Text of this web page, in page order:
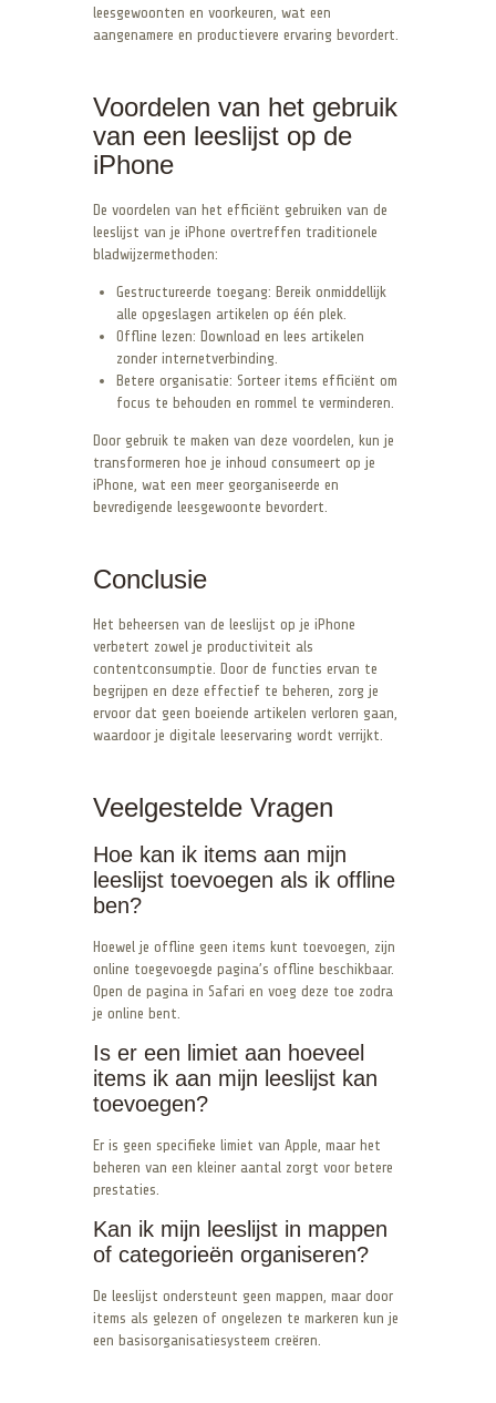
leesgewoonten en voorkeuren, wat een
aangenamere en productievere ervaring bevordert.
Voordelen van het gebruik
van een leeslijst op de
iPhone
De voordelen van het efficiënt gebruiken van de
leeslijst van je iPhone overtreffen traditionele
bladwijzermethoden:
Gestructureerde toegang: Bereik onmiddellijk
alle opgeslagen artikelen op één plek.
Offline lezen: Download en lees artikelen
zonder internetverbinding.
Betere organisatie: Sorteer items efficiënt om
focus te behouden en rommel te verminderen.
Door gebruik te maken van deze voordelen, kun je
transformeren hoe je inhoud consumeert op je
iPhone, wat een meer georganiseerde en
bevredigende leesgewoonte bevordert.
Conclusie
Het beheersen van de leeslijst op je iPhone
verbetert zowel je productiviteit als
contentconsumptie. Door de functies ervan te
begrijpen en deze effectief te beheren, zorg je
ervoor dat geen boeiende artikelen verloren gaan,
waardoor je digitale leeservaring wordt verrijkt.
Veelgestelde Vragen
Hoe kan ik items aan mijn
leeslijst toevoegen als ik offline
ben?
Hoewel je offline geen items kunt toevoegen, zijn
online toegevoegde pagina’s offline beschikbaar.
Open de pagina in Safari en voeg deze toe zodra
je online bent.
Is er een limiet aan hoeveel
items ik aan mijn leeslijst kan
toevoegen?
Er is geen specifieke limiet van Apple, maar het
beheren van een kleiner aantal zorgt voor betere
prestaties.
Kan ik mijn leeslijst in mappen
of categorieën organiseren?
De leeslijst ondersteunt geen mappen, maar door
items als gelezen of ongelezen te markeren kun je
een basisorganisatiesysteem creëren.